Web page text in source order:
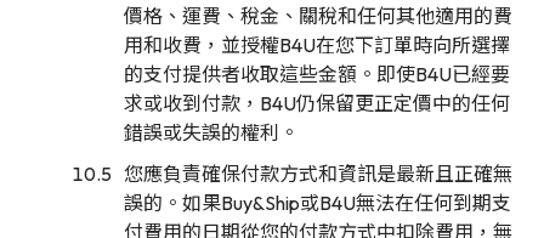
價格、運費、稅金、關稅和任何其他適用的費
用和收費，並授權B4U在您下訂單時向所選擇
的支付提供者收取這些金額。即使B4U已經要
求或收到付款，B4U仍保留更正定價中的任何
錯誤或失誤的權利。
您應負責確保付款方式和資訊是最新且正確無
誤的。如果Buy&Ship或B4U無法在任何到期支
付費用的日期從您的付款方式中扣除費用，無